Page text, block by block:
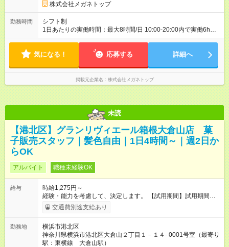
株式会社メガネトップ
勤務時間
シフト制
1日あたりの実働時間：最大8時間/日 10:00-20:00内で実働6h
※1日6h以上、 土日含む週3日以上勤務できる方 （シフト例） パ
ワーク不可
気になる！ 応募する 詳細へ
掲載元企業名 株式会社メガネトップ
未読
【港北区】グランリヴィエール箱根大倉山店 菓
子販売スタッフ｜髪色自由｜1日4時間～｜週2日か
らOK
アルバイト 職種未経験OK
給与
時給1,275円～
経験・能力を考慮して、決定します。 【試用期間】試用期間あ
り 試用期間の長さ：3ヶ月 雇用形態、給与は本採用時と同じで
す。
交通費別途支給あり
勤務地
横浜市港北区
神奈川県横浜市港北区大倉山２丁目１－１４- 0001号室（最寄り
駅：東横線 大倉山駅）